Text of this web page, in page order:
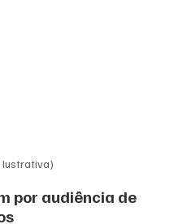
lustrativa)
por audiência de